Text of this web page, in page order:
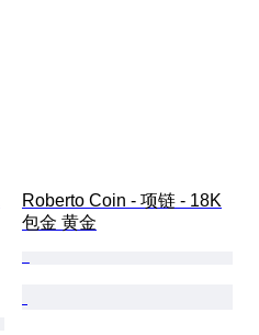
Roberto Coin - 项链 - 18K
包金 黄金